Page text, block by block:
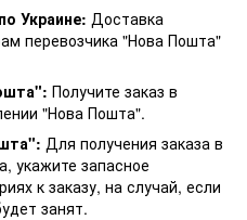
Украине: Доставка
перевозчика "Нова Пошта"
Получите заказ в
"Нова Пошта".
Для получения заказа в
укажите запасное
к заказу, на случай, если
занят.